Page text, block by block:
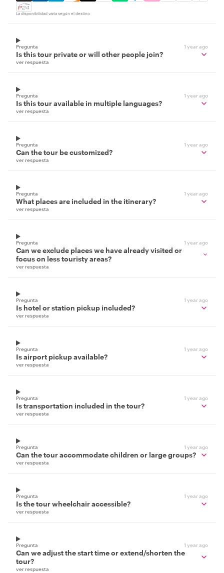
La disponibilidad varía según el destino
Pregunta 1 year ago
Is this tour private or will other people join?
ver respuesta
Pregunta 1 year ago
Is this tour available in multiple languages?
ver respuesta
Pregunta 1 year ago
Can the tour be customized?
ver respuesta
Pregunta 1 year ago
What places are included in the itinerary?
ver respuesta
Pregunta 1 year ago
Can we exclude places we have already visited or
focus on less touristy areas?
ver respuesta
Pregunta 1 year ago
Is hotel or station pickup included?
ver respuesta
Pregunta 1 year ago
Is airport pickup available?
ver respuesta
Pregunta 1 year ago
Is transportation included in the tour?
ver respuesta
Pregunta 1 year ago
Can the tour accommodate children or large groups?
ver respuesta
Pregunta 1 year ago
Is the tour wheelchair accessible?
ver respuesta
Pregunta 1 year ago
Can we adjust the start time or extend/shorten the
tour?
ver respuesta